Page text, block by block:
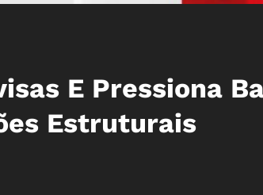
E Pressiona
Estruturais